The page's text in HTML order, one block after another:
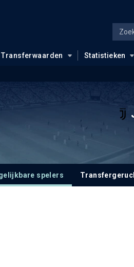
Transferwaarden Statistieken
spelers